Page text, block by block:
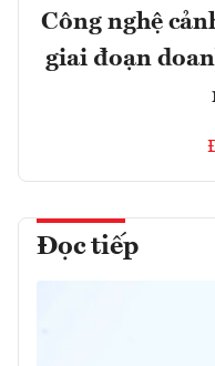
Công nghệ
giai đoạn
Đọc tiếp